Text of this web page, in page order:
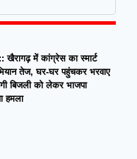
में कांग्रेस का स्मार्ट
तेज, घर-घर पहुंचकर भरवाए
बिजली को लेकर भाजपा
हमला